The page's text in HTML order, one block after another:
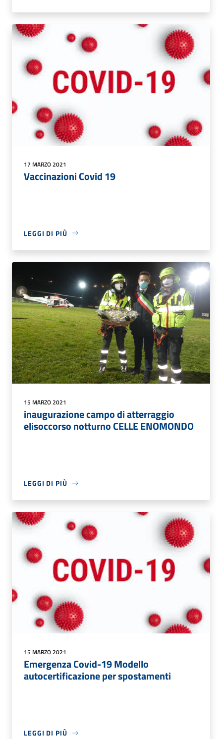
17 MARZO 2021
Vaccinazioni Covid 19
LEGGI DI PIÙ
15 MARZO 2021
inaugurazione campo di atterraggio
elisoccorso notturno CELLE ENOMONDO
LEGGI DI PIÙ
15 MARZO 2021
Emergenza Covid-19 Modello
autocertificazione per spostamenti
LEGGI DI PIÙ